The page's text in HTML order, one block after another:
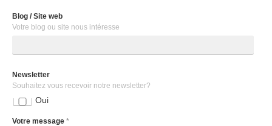
Blog / Site web
Votre blog ou site nous intéresse
Newsletter
Souhaitez vous recevoir notre newsletter?
Oui
Votre message *